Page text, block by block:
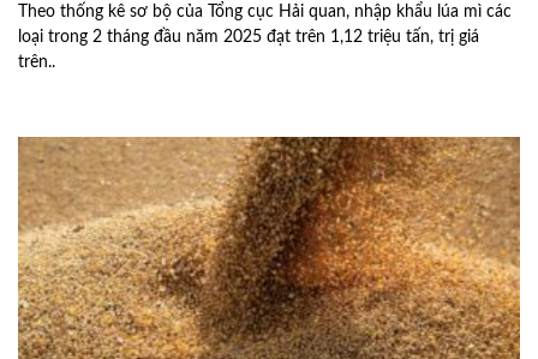
Theo thống kê sơ bộ của Tổng cục Hải quan, nhập khẩu lúa mì các
loại trong 2 tháng đầu năm 2025 đạt trên 1,12 triệu tấn, trị giá
trên..